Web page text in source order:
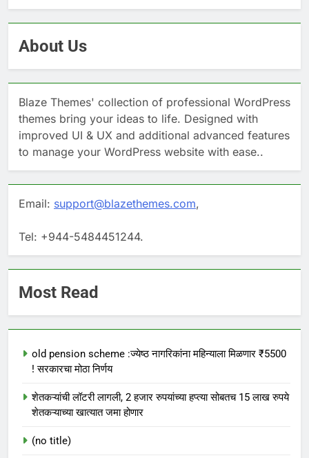
About Us
Blaze Themes' collection of professional WordPress
themes bring your ideas to life. Designed with
improved UI & UX and additional advanced features
to manage your WordPress website with ease..
Email: support@blazethemes.com,
Tel: +944-5484451244.
Most Read
old pension scheme :ज्येष्ठ नागरिकांना महिन्याला मिळणार ₹5500
! सरकारचा मोठा निर्णय
शेतकऱ्यांची लॉटरी लागली, 2 हजार रुपयांच्या हप्त्या सोबतच 15 लाख रुपये
शेतकऱ्याच्या खात्यात जमा होणार
(no title)